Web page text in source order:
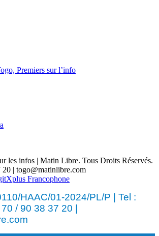
Premiers sur l’info
les infos | Matin Libre. Tous Droits Réservés.
| togo@matinlibre.com
Francophone
HAAC/01-2024/PL/P | Tel :
/ 90 38 37 20 |